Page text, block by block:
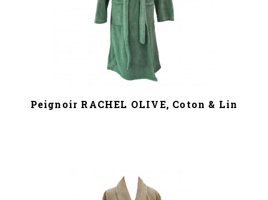
Peignoir RACHEL OLIVE, Coton & Lin